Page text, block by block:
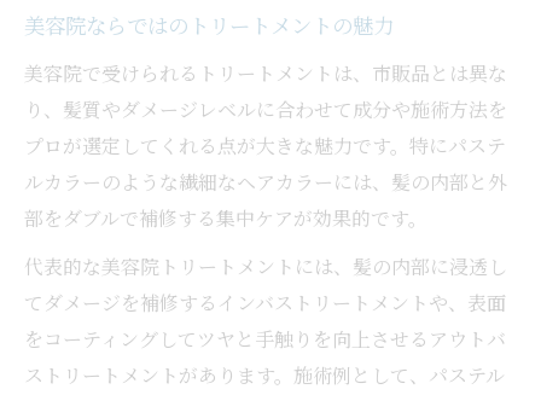
美容院ならではのトリートメントの魅力
美容院で受けられるトリートメントは、市販品とは異な
り、髪質やダメージレベルに合わせて成分や施術方法を
プロが選定してくれる点が大きな魅力です。特にパステ
ルカラーのような繊細なヘアカラーには、髪の内部と外
部をダブルで補修する集中ケアが効果的です。
代表的な美容院トリートメントには、髪の内部に浸透し
てダメージを補修するインバストリートメントや、表面
をコーティングしてツヤと手触りを向上させるアウトバ
ストリートメントがあります。施術例として、パステル